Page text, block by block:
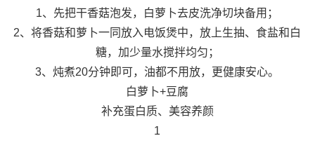
1、先把干香菇泡发，白萝卜去皮洗净切块备用；
2、将香菇和萝卜一同放入电饭煲中，放上生抽、食盐和白
糖，加少量水搅拌均匀；
3、炖煮20分钟即可，油都不用放，更健康安心。
白萝卜+豆腐
补充蛋白质、美容养颜
1